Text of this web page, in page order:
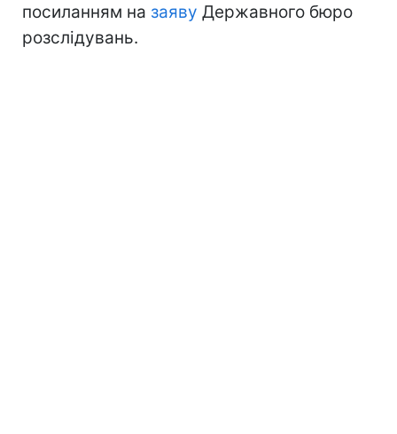
посиланням на заяву Державного бюро
розслідувань.